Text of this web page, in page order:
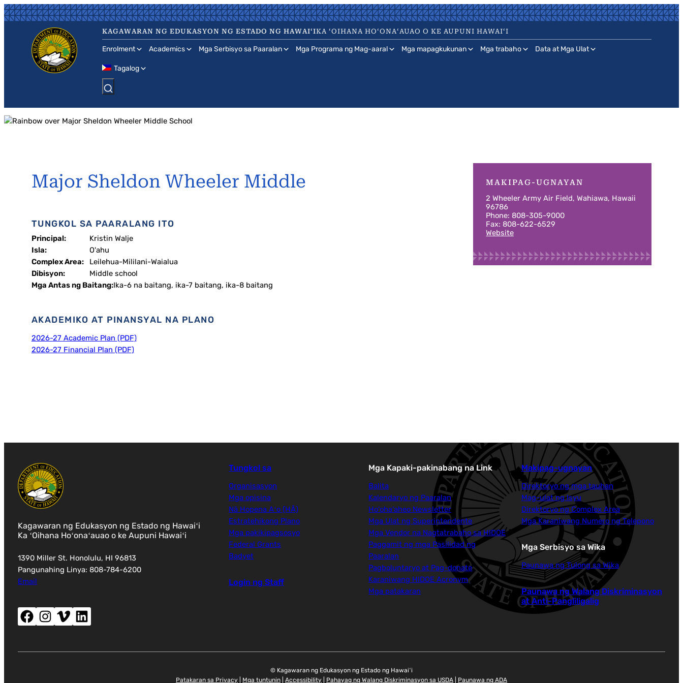
Skip
to
KAGAWARAN NG EDUKASYON NG ESTADO NG HAWAIʻIKA ʻOIHANA HOʻONAʻAUAO O KE AUPUNI HAWAIʻI
Enrolment Academics Mga Serbisyo sa Paaralan Mga Programa ng Mag-aaral Mga mapagkukunan Mga trabaho Data at Mga Ulat
Tagalog
Major Sheldon Wheeler Middle
TUNGKOL SA PAARALANG ITO
Principal:
Kristin Walje
Isla:
O'ahu
Complex Area:
Leilehua-Mililani-Waialua
Dibisyon:
Middle school
Mga Antas ng Baitang:Ika-6 na baitang, ika-7 baitang, ika-8 baitang
AKADEMIKO AT PINANSYAL NA PLANO
2026-27 Academic Plan (PDF)
2026-27 Financial Plan (PDF)
MAKIPAG-UGNAYAN
2 Wheeler Army Air Field, Wahiawa, Hawaii
96786
Phone: 808-305-9000
Fax: 808-622-6529
Website
Kagawaran ng Edukasyon ng Estado ng Hawaiʻi
Ka ʻOihana Hoʻonaʻauao o ke Aupuni Hawaiʻi
1390 Miller St. Honolulu, HI 96813
Pangunahing Linya: 808-784-6200
Email
Facebook (magbubukas ng bagong window)
Instagram (magbubukas ng bagong window)
Vimeo (magbubukas ng bagong window)
LinkedIn (magbubukas ng bagong window)
Tungkol sa
Organisasyon
Mga opisina
Nā Hopena Aʻo (HĀ)
Estratehikong Plano
Mga pakikipagsosyo
Federal Grants
Badyet
Login ng Staff
Mga Kapaki-pakinabang na Link
Balita
Kalendaryo ng Paaralan
Ho'oha'aheo Newsletter
Mga Ulat ng Superintendente
Mga Vendor na Nagtatrabaho sa HIDOE
Paggamit ng mga Pasilidad ng
Paaralan
Pagboluntaryo at Pag-donate
Karaniwang HIDOE Acronym
Mga patakaran
Makipag-ugnayan
Direktoryo ng mga tauhan
Mag-ulat ng Isyu
Direktoryo ng Complex Area
Mga Karaniwang Numero ng Telepono
Mga Serbisyo sa Wika
Paunawa ng Tulong sa Wika
Paunawa ng Walang Diskriminasyon
at Anti-Pangliligalig
© Kagawaran ng Edukasyon ng Estado ng Hawaiʻi
Patakaran sa Privacy
Mga tuntunin Accessibility Pahayag ng Walang Diskriminasyon sa USDA Paunawa ng ADA